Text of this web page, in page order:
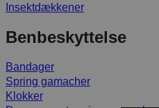
Insektdækkener
Benbeskyttelse
Bandager
Spring gamacher
Klokker